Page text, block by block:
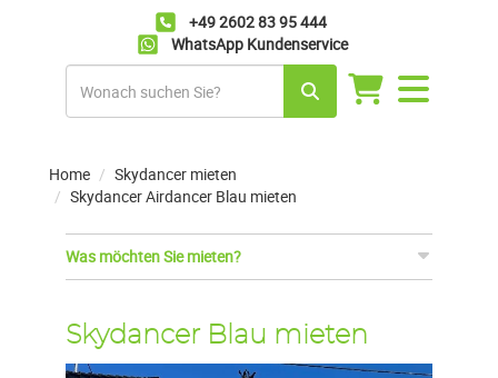
+49 2602 83 95 444
WhatsApp Kundenservice
Navigation
umschalten
Home
Skydancer mieten
Skydancer Airdancer Blau mieten
Was möchten Sie mieten?
Skydancer Blau mieten